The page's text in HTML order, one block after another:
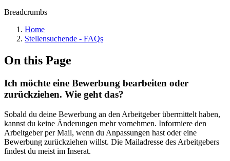
Breadcrumbs
Home
Stellensuchende - FAQs
On this Page
Ich möchte eine Bewerbung bearbeiten oder
zurückziehen. Wie geht das?
Sobald du deine Bewerbung an den Arbeitgeber übermittelt haben,
kannst du keine Änderungen mehr vornehmen. Informiere den
Arbeitgeber per Mail, wenn du Anpassungen hast oder eine
Bewerbung zurückziehen willst. Die Mailadresse des Arbeitgebers
findest du meist im Inserat.